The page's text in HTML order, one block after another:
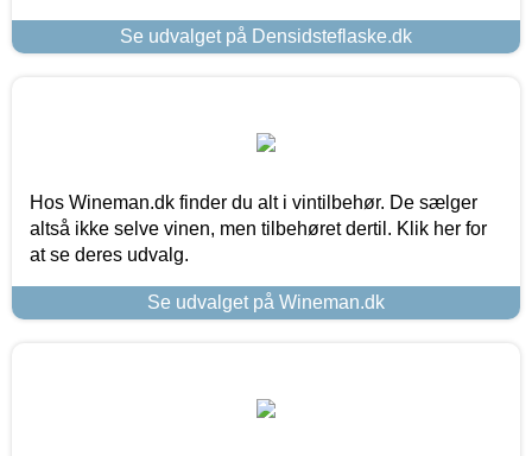
Se udvalget på Densidsteflaske.dk
Hos Wineman.dk finder du alt i vintilbehør. De sælger
altså ikke selve vinen, men tilbehøret dertil. Klik her for
at se deres udvalg.
Se udvalget på Wineman.dk